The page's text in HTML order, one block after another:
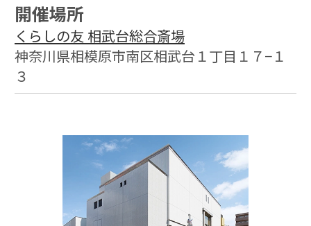
開催場所
くらしの友 相武台総合斎場
神奈川県相模原市南区相武台１丁目１７−１
３